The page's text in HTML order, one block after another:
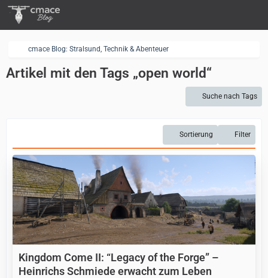
cmace Blog: Stralsund, Technik & Abenteuer
Artikel mit den Tags „open world“
Suche nach Tags
Sortierung Filter
Kingdom Come II: “Legacy of the Forge” –
Heinrichs Schmiede erwacht zum Leben